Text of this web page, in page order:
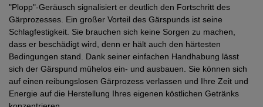
"Plopp"-Geräusch signalisiert er deutlich den Fortschritt des
Gärprozesses. Ein großer Vorteil des Gärspunds ist seine
Schlagfestigkeit. Sie brauchen sich keine Sorgen zu machen,
dass er beschädigt wird, denn er hält auch den härtesten
Bedingungen stand. Dank seiner einfachen Handhabung lässt
sich der Gärspund mühelos ein- und ausbauen. Sie können sich
auf einen reibungslosen Gärprozess verlassen und Ihre Zeit und
Energie auf die Herstellung Ihres eigenen köstlichen Getränks